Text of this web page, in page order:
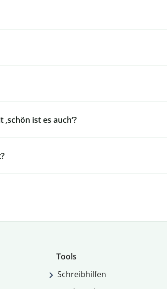
ist es auch‘?
Tools
Schreibhilfen